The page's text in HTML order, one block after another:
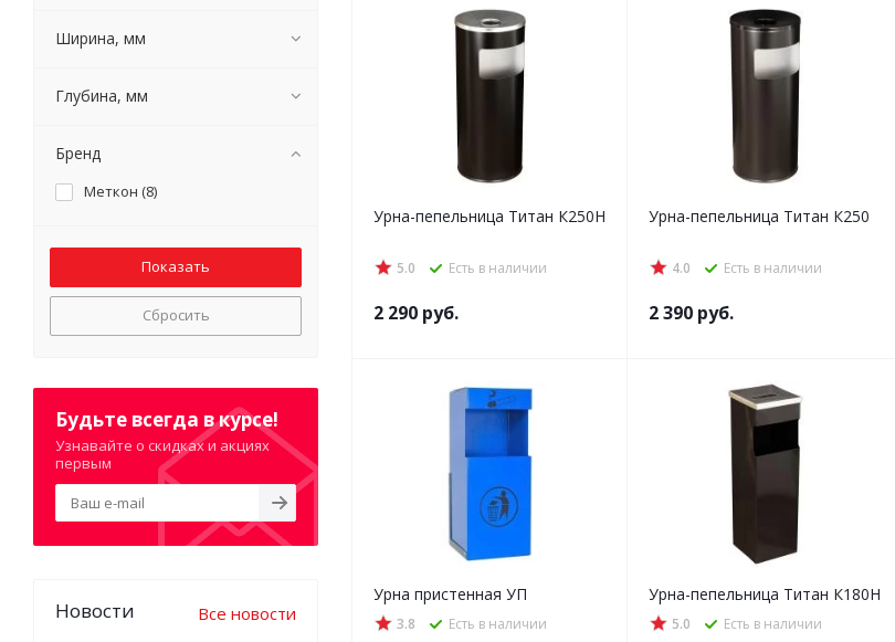
Урна-пепельница Титан К250Н
5.0 Есть в наличии
2 290 руб.
Урна-пепельница Титан К250
4.0 Есть в наличии
2 390 руб.
Урна пристенная УП
3.8 Есть в наличии
Урна-пепельница Титан К180Н
5.0 Есть в наличии
Ширина, мм
Глубина, мм
Бренд
Меткон (8)
Сбросить
Будьте всегда в курсе!
Узнавайте о скидках и акциях
первым
Новости Все новости